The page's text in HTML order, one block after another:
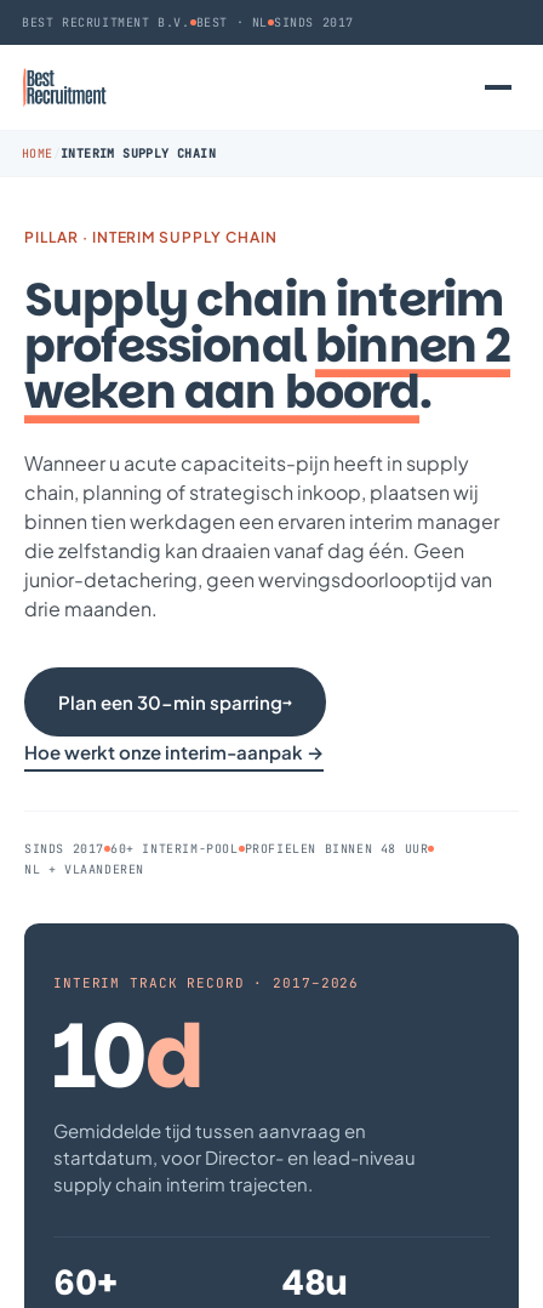
BEST RECRUITMENT B.V. BEST · NL SINDS 2017
HOME INTERIM SUPPLY CHAIN
PILLAR · INTERIM SUPPLY CHAIN
Supply chain interim
professionalbinnen 2
weken aan boord.
Wanneer u acute capaciteits-pijn heeft in supply
chain, planning of strategisch inkoop, plaatsen wij
binnen tien werkdagen een ervaren interim manager
die zelfstandig kan draaien vanaf dag één. Geen
junior-detachering, geen wervingsdoorlooptijd van
drie maanden.
Plan een 30-min sparring→
Hoe werkt onze interim-aanpak →
SINDS 2017 60+ INTERIM-POOL
PROFIELEN BINNEN 48 UUR
NL + VLAANDEREN
INTERIM TRACK RECORD · 2017–2026
10d
Gemiddelde tijd tussen aanvraag en
startdatum, voor Director- en lead-niveau
supply chain interim trajecten.
60+ 48u